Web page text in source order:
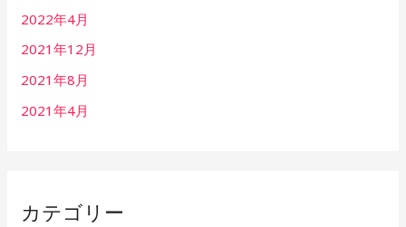
2022年4月
2021年12月
2021年8月
2021年4月
カテゴリー